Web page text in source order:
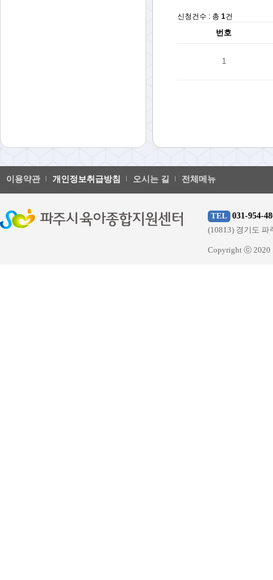
신청건수 : 총 1건
번호
1
이용약관 개인정보취급방침 오시는 길 전체메뉴
TEL 031-954-
(10813) 경기도 파
Copyright ⓒ 2020